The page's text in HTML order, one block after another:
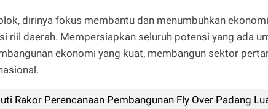
dirinya fokus membantu dan menumbuhkan ekonomi
riil daerah. Mempersiapkan seluruh potensi yang ada
ekonomi yang kuat, membangun sektor
Rakor Perencanaan Pembangunan Fly Over Padang